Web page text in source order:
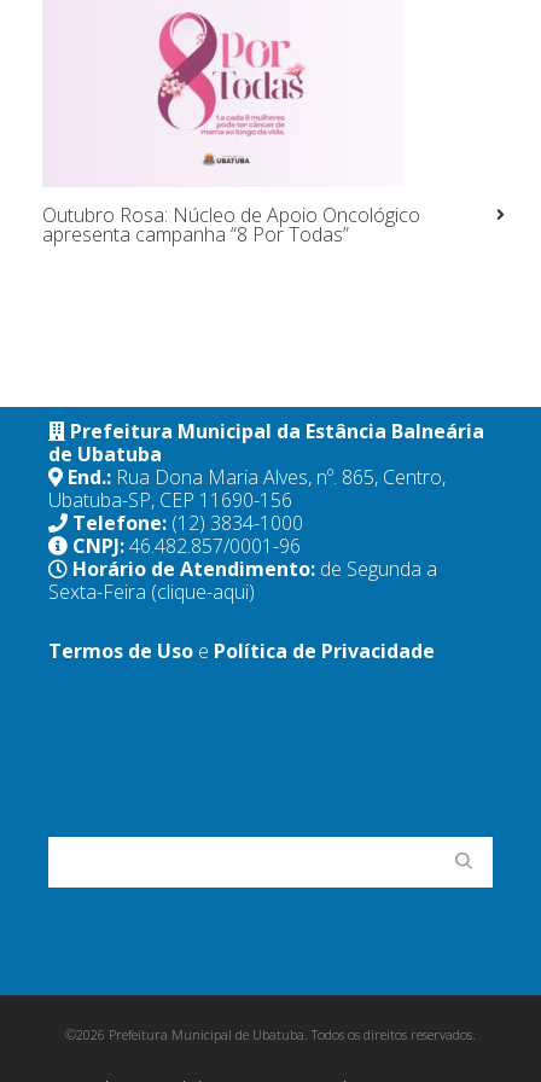
Outubro Rosa: Núcleo de Apoio Oncológico
apresenta campanha “8 Por Todas”
Prefeitura Municipal da Estância Balneária
de Ubatuba
End.: Rua Dona Maria Alves, nº. 865, Centro,
Ubatuba-SP, CEP 11690-156
Telefone: (12) 3834-1000
CNPJ:46.482.857/0001-96
Horário de Atendimento: de Segunda a
Sexta-Feira (clique-aqui)
Termos de Uso e Política de Privacidade
©2026 Prefeitura Municipal de Ubatuba. Todos os direitos reservados.